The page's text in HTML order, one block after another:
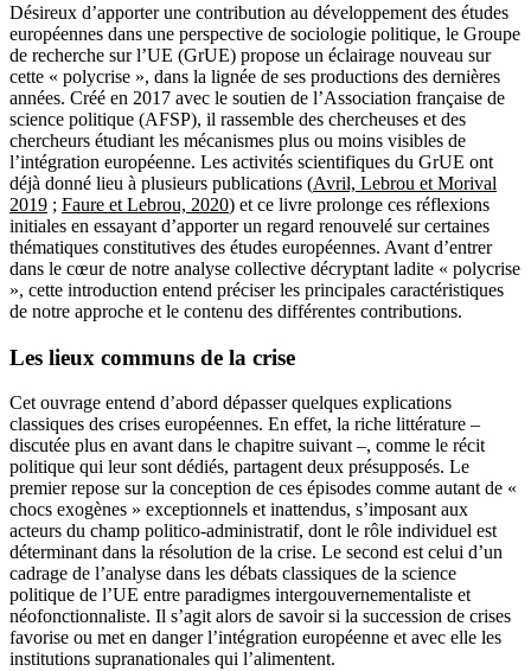
Désireux d’apporter une contribution au développement des études
européennes dans une perspective de sociologie politique, le Groupe
de recherche sur l’UE (GrUE) propose un éclairage nouveau sur
cette « polycrise », dans la lignée de ses productions des dernières
années. Créé en 2017 avec le soutien de l’Association française de
science politique (AFSP), il rassemble des chercheuses et des
chercheurs étudiant les mécanismes plus ou moins visibles de
l’intégration européenne. Les activités scientifiques du GrUE ont
déjà donné lieu à plusieurs publications (Avril, Lebrou et Morival
2019 ; Faure et Lebrou, 2020) et ce livre prolonge ces réflexions
initiales en essayant d’apporter un regard renouvelé sur certaines
thématiques constitutives des études européennes. Avant d’entrer
dans le cœur de notre analyse collective décryptant ladite « polycrise
», cette introduction entend préciser les principales caractéristiques
de notre approche et le contenu des différentes contributions.
Les lieux communs de la crise
Cet ouvrage entend d’abord dépasser quelques explications
classiques des crises européennes. En effet, la riche littérature –
discutée plus en avant dans le chapitre suivant –, comme le récit
politique qui leur sont dédiés, partagent deux présupposés. Le
premier repose sur la conception de ces épisodes comme autant de «
chocs exogènes » exceptionnels et inattendus, s’imposant aux
acteurs du champ politico-administratif, dont le rôle individuel est
déterminant dans la résolution de la crise. Le second est celui d’un
cadrage de l’analyse dans les débats classiques de la science
politique de l’UE entre paradigmes intergouvernementaliste et
néofonctionnaliste. Il s’agit alors de savoir si la succession de crises
favorise ou met en danger l’intégration européenne et avec elle les
institutions supranationales qui l’alimentent.